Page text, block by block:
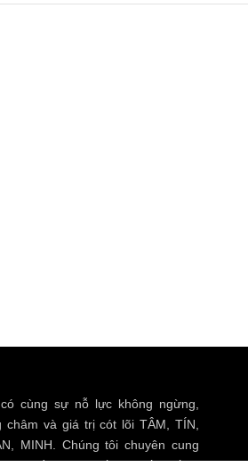
cùng sự nỗ lực không ngừng,
và giá trị cót lõi TÂM, TÍN,
MINH. Chúng tôi chuyên cung